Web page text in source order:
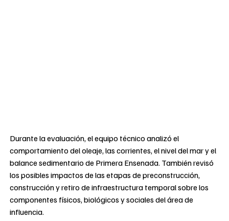
Durante la evaluación, el equipo técnico analizó el
comportamiento del oleaje, las corrientes, el nivel del mar y el
balance sedimentario de Primera Ensenada. También revisó
los posibles impactos de las etapas de preconstrucción,
construcción y retiro de infraestructura temporal sobre los
componentes físicos, biológicos y sociales del área de
influencia.